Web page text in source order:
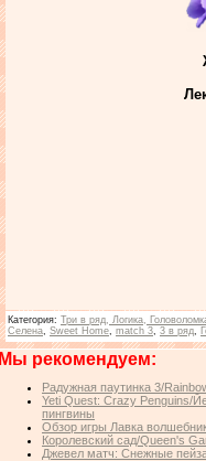
Категория: Три в ряд, Логика,
Селена Sweet Home match 3 3 в ряд
Мы рекомендуем:
Радужная паутинка 3/
Yeti Quest: Crazy Penguins/
пингвины
Обзор игры Лавка
Королевский сад/Queen's
Джевел матч: Снежные